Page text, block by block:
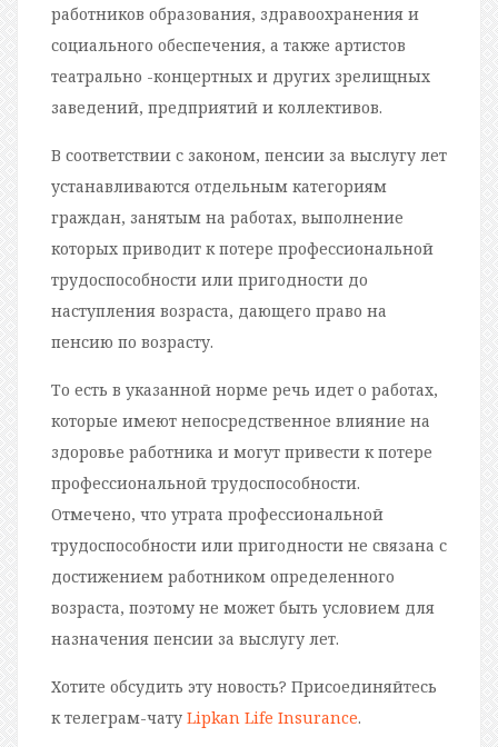
работников образования, здравоохранения и
социального обеспечения, а также артистов
театрально -концертных и других зрелищных
заведений, предприятий и коллективов.
В соответствии с законом, пенсии за выслугу лет
устанавливаются отдельным категориям
граждан, занятым на работах, выполнение
которых приводит к потере профессиональной
трудоспособности или пригодности до
наступления возраста, дающего право на
пенсию по возрасту.
То есть в указанной норме речь идет о работах,
которые имеют непосредственное влияние на
здоровье работника и могут привести к потере
профессиональной трудоспособности.
Отмечено, что утрата профессиональной
трудоспособности или пригодности не связана с
достижением работником определенного
возраста, поэтому не может быть условием для
назначения пенсии за выслугу лет.
Хотите обсудить эту новость? Присоединяйтесь
к телеграм-чату Lipkan Life Insurance.